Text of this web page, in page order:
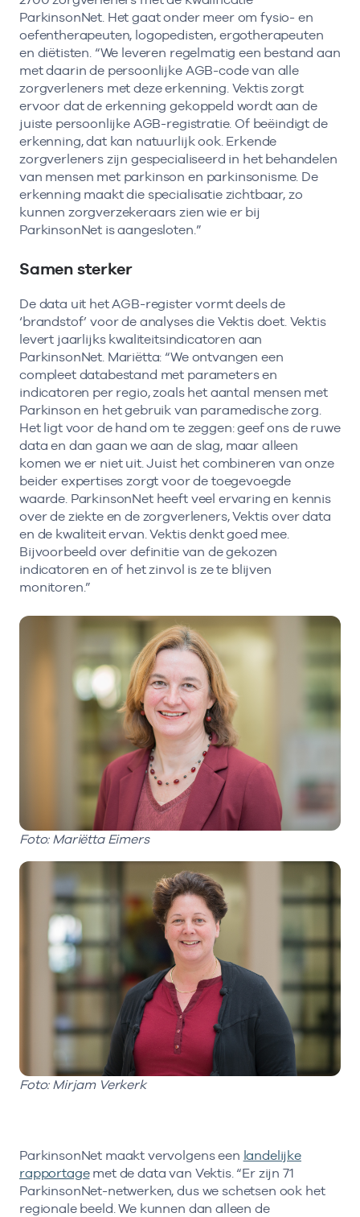
ParkinsonNet. Het gaat onder meer om fysio- en
oefentherapeuten, logopedisten, ergotherapeuten
en diëtisten. “We leveren regelmatig een bestand aan
met daarin de persoonlijke AGB-code van alle
zorgverleners met deze erkenning. Vektis zorgt
ervoor dat de erkenning gekoppeld wordt aan de
juiste persoonlijke AGB-registratie. Of beëindigt de
erkenning, dat kan natuurlijk ook. Erkende
zorgverleners zijn gespecialiseerd in het behandelen
van mensen met parkinson en parkinsonisme. De
erkenning maakt die specialisatie zichtbaar, zo
kunnen zorgverzekeraars zien wie er bij
ParkinsonNet is aangesloten.”
Samen sterker
De data uit het AGB-register vormt deels de
‘brandstof’ voor de analyses die Vektis doet. Vektis
levert jaarlijks kwaliteitsindicatoren aan
ParkinsonNet. Mariëtta: “We ontvangen een
compleet databestand met parameters en
indicatoren per regio, zoals het aantal mensen met
Parkinson en het gebruik van paramedische zorg.
Het ligt voor de hand om te zeggen: geef ons de ruwe
data en dan gaan we aan de slag, maar alleen
komen we er niet uit. Juist het combineren van onze
beider expertises zorgt voor de toegevoegde
waarde. ParkinsonNet heeft veel ervaring en kennis
over de ziekte en de zorgverleners, Vektis over data
en de kwaliteit ervan. Vektis denkt goed mee.
Bijvoorbeeld over definitie van de gekozen
indicatoren en of het zinvol is ze te blijven
monitoren.”
Foto: Mariëtta Eimers
Foto: Mirjam Verkerk
ParkinsonNet maakt vervolgens een landelijke
rapportagemet de data van Vektis. “Er zijn 71
ParkinsonNet-netwerken, dus we schetsen ook het
regionale beeld. We kunnen dan alleen de